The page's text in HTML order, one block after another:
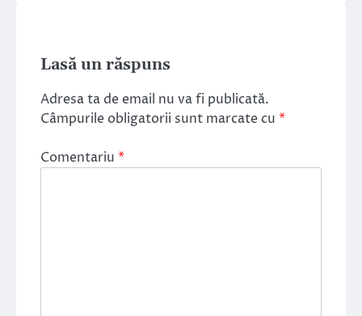
Lasă un răspuns
Adresa ta de email nu va fi publicată.
Câmpurile obligatorii sunt marcate cu *
Comentariu *